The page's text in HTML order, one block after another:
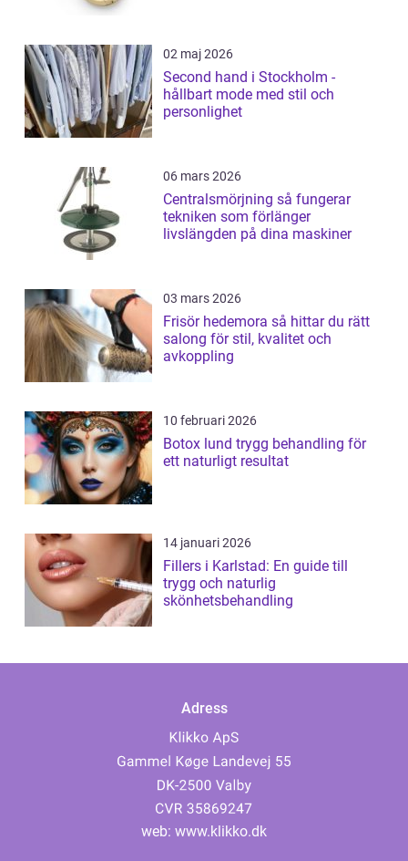
02 maj 2026
Second hand i Stockholm -
hållbart mode med stil och
personlighet
06 mars 2026
Centralsmörjning så fungerar
tekniken som förlänger
livslängden på dina maskiner
03 mars 2026
Frisör hedemora så hittar du rätt
salong för stil, kvalitet och
avkoppling
10 februari 2026
Botox lund trygg behandling för
ett naturligt resultat
14 januari 2026
Fillers i Karlstad: En guide till
trygg och naturlig
skönhetsbehandling
Adress
web: www.klikko.dk